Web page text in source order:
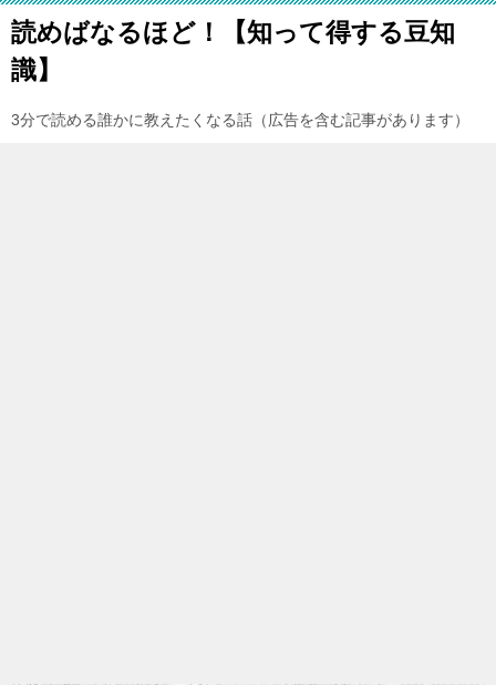
読めばなるほど！【知って得する豆知
識】
3分で読める誰かに教えたくなる話（広告を含む記事があります）